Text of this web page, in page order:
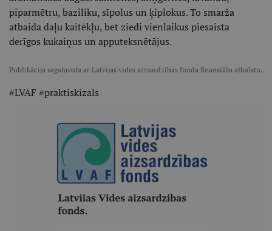
piparmētru, baziliku, sīpolus un ķiplokus. To smarža
atbaida daļu kaitēkļu, bet ziedi vienlaikus piesaista
derīgos kukaiņus un apputeksnētājus.
Publikācija sagatavota ar Latvijas vides aizsardzības fonda finansiālo atbalstu.
#LVAF #praktiskizals